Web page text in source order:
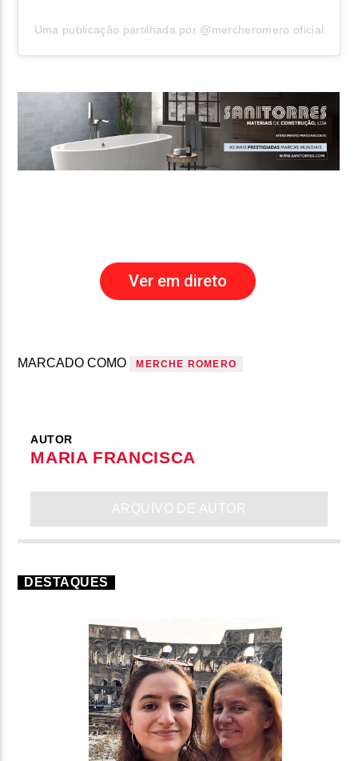
Uma publicação partilhada por @mercheromero.oficial
Ver em direto
MARCADO COMO MERCHE ROMERO
AUTOR
MARIA FRANCISCA
ARQUIVO DE AUTOR
DESTAQUES